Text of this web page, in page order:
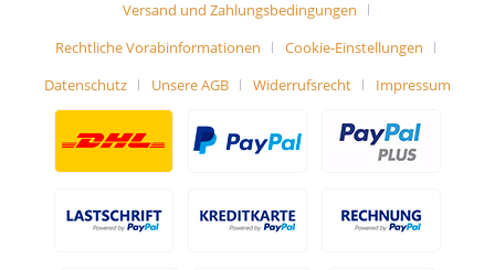
Versand und Zahlungsbedingungen
Rechtliche Vorabinformationen
Cookie-Einstellungen
Datenschutz
Unsere AGB Widerrufsrecht Impressum